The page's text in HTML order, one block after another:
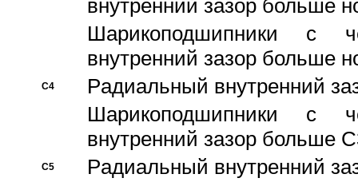
внутренний зазор больше
Шарикоподшипники с
внутренний зазор больше
C4
Pадиальный внутренний
Шарикоподшипники с
внутренний зазор больше
C5 Pадиальный внутренний